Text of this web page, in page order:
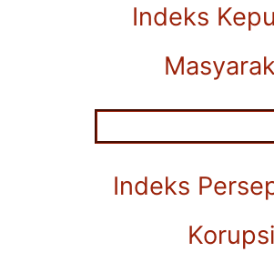
Indeks
Indeks
Korupsi